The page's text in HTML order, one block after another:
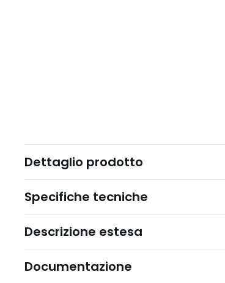
Dettaglio prodotto
Specifiche tecniche
Descrizione estesa
Documentazione